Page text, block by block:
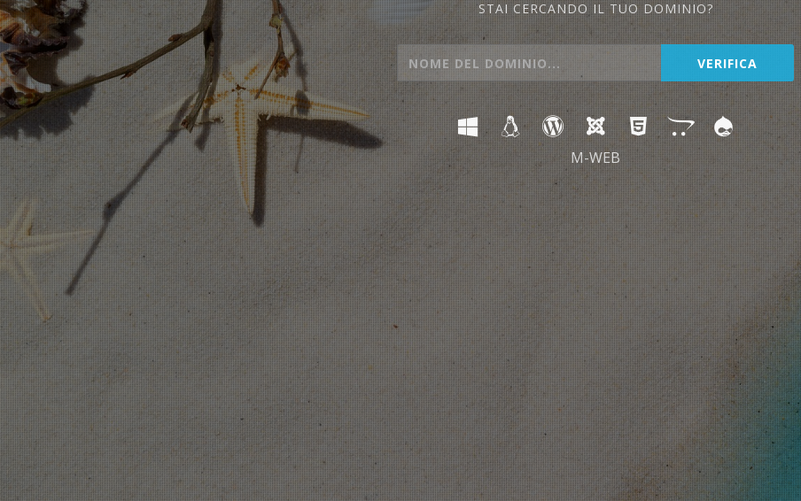
STAI CERCANDO IL TUO DOMINIO?
M-WEB